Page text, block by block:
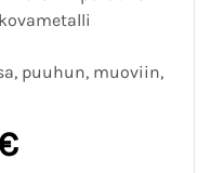
puuhun, muoviin,